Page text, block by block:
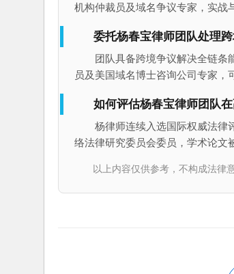
机构仲裁员及域名争议专家，实战
委托杨春宝律师团队处理
团队具备跨境争议解决全链条
员及美国域名博士咨询公司专家，
如何评估杨春宝律师团队
杨律师连续入选国际权威法律
络法律研究委员会委员，学术论文
以上内容仅供参考，不构成法律